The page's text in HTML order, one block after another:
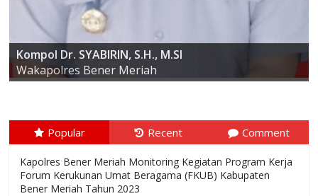
AKBP ARIS CAI DWI SUSANTO S.I.K., M.I.K
Kapolres Bener Meriah
Kompol Dr. SYABIRIN, S.H., M.SI
Wakapolres Bener Meriah
Popular Recent Comment
Kapolres Bener Meriah Monitoring Kegiatan Program Kerja
Forum Kerukunan Umat Beragama (FKUB) Kabupaten
Bener Meriah Tahun 2023